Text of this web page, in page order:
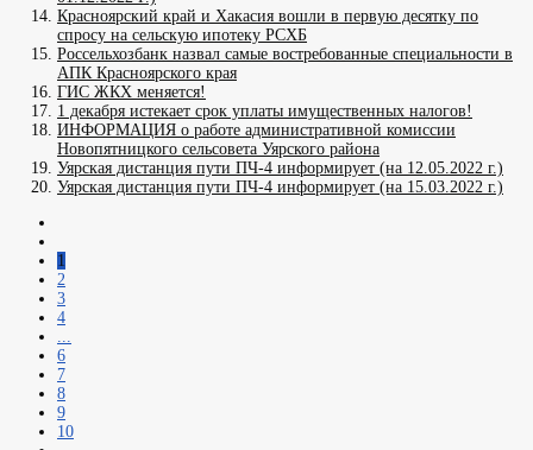
Красноярский край и Хакасия вошли в первую десятку по
спросу на сельскую ипотеку РСХБ
Россельхозбанк назвал самые востребованные специальности в
АПК Красноярского края
ГИС ЖКХ меняется!
1 декабря истекает срок уплаты имущественных налогов!
ИНФОРМАЦИЯ о работе административной комиссии
Новопятницкого сельсовета Уярского района
Уярская дистанция пути ПЧ-4 информирует (на 12.05.2022 г.)
Уярская дистанция пути ПЧ-4 информирует (на 15.03.2022 г.)
1
2
3
4
6
7
8
9
10